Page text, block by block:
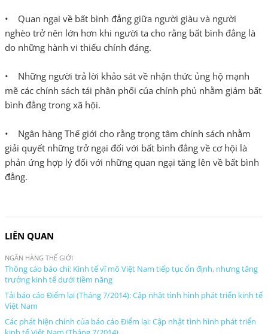
• Quan ngại về bất bình đẳng giữa người giàu và người
nghèo trở nên lớn hơn khi người ta cho rằng bất bình đẳng là
do những hành vi thiếu chính đáng.
• Những người trả lời khảo sát về nhận thức ủng hộ mạnh
mẽ các chính sách tái phân phối của chính phủ nhằm giảm bất
bình đẳng trong xã hội.
• Ngân hàng Thế giới cho rằng trọng tâm chính sách nhằm
giải quyết những trở ngại đối với bất bình đẳng về cơ hội là
phản ứng hợp lý đối với những quan ngại tăng lên về bất bình
đẳng.
LIÊN QUAN
NGÂN HÀNG THẾ GIỚI
Thông cáo báo chí: Kinh tế vĩ mô Việt Nam tiếp tục ổn định, nhưng tăng
trưởng kinh tế dưới tiềm năng
Tải báo cáo Điểm lại (Tháng 7/2014): Cập nhật tình hình phát triển kinh tế
Việt Nam
Các phát hiện chính của báo cáo Điểm lại: Cập nhật tình hình phát triển